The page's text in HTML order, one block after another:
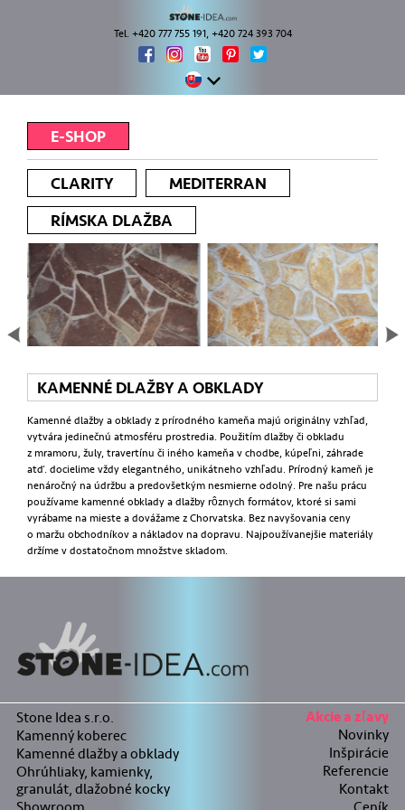
Tel. +420 777 755 191, +420 724 393 704
E-SHOP
CLARITY
MEDITERRAN
RÍMSKA DLAŽBA
KAMENNÉ DLAŽBY A OBKLADY
Kamenné dlažby a obklady z prírodného kameňa majú originálny vzhľad,
vytvára jedinečnú atmosféru prostredia. Použitím dlažby či obkladu
z mramoru, žuly, travertínu či iného kameňa v chodbe, kúpeľni, záhrade
atď. docielime vždy elegantného, unikátneho vzhľadu. Prírodný kameň je
nenáročný na údržbu a predovšetkým nesmierne odolný. Pre našu prácu
používame kamenné obklady a dlažby rôznych formátov, ktoré si sami
vyrábame na mieste a dovážame z Chorvatska. Bez navyšovania ceny
o maržu obchodníkov a nákladov na dopravu. Najpoužívanejšie materiály
držíme v dostatočnom množstve skladom.
Stone Idea s.r.o.
Kamenný koberec
Kamenné dlažby a obklady
Ohrúhliaky, kamienky,
granulát, dlažobné kocky
Akcie a zľavy
Novinky
Inšpirácie
Referencie
Kontakt